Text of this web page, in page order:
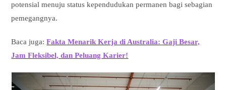
potensial menuju status kependudukan permanen bagi sebagian
pemegangnya.
Baca juga:Fakta Menarik Kerja di Australia: Gaji Besar,
Jam Fleksibel, dan Peluang Karier!